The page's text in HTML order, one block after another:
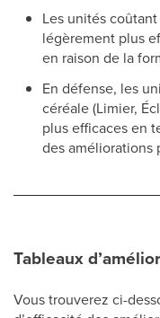
Les unités
légèrement plus
en raison de la
En défense, les
céréale (Limier,
plus efficaces en
des améliorations
Tableaux
Vous trouverez ci-